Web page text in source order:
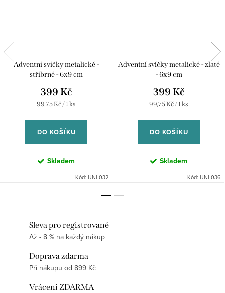
Adventní svíčky metalické -
stříbrné - 6x9 cm
399 Kč
Měrná
99,75 Kč / 1 ks
DO KOŠÍKU
Skladem
Kód: UNI-032
Adventní svíčky metalické - zlaté
- 6x9 cm
399 Kč
Měrná
99,75 Kč / 1 ks
DO KOŠÍKU
Skladem
Kód: UNI-036
Sleva pro registrované
Až - 8 % na každý nákup
Doprava zdarma
Při nákupu od 899 Kč
Vrácení ZDARMA